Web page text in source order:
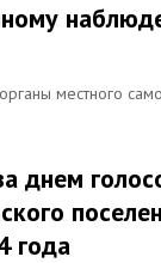
местного
днем
года